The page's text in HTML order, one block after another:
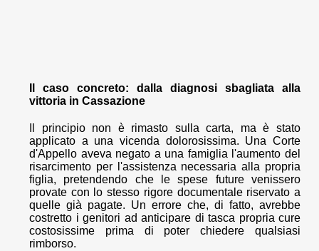
Il caso concreto: dalla diagnosi sbagliata alla
vittoria in Cassazione
Il principio non è rimasto sulla carta, ma è stato
applicato a una vicenda dolorosissima. Una Corte
d'Appello aveva negato a una famiglia l'aumento del
risarcimento per l'assistenza necessaria alla propria
figlia, pretendendo che le spese future venissero
provate con lo stesso rigore documentale riservato a
quelle già pagate. Un errore che, di fatto, avrebbe
costretto i genitori ad anticipare di tasca propria cure
costosissime prima di poter chiedere qualsiasi
rimborso.